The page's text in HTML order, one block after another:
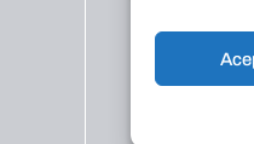
Educación